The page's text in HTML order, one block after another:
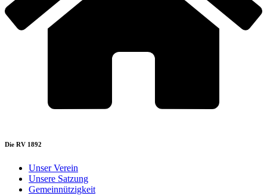
Die RV 1892
Unser Verein
Unsere Satzung
Gemeinnützigkeit